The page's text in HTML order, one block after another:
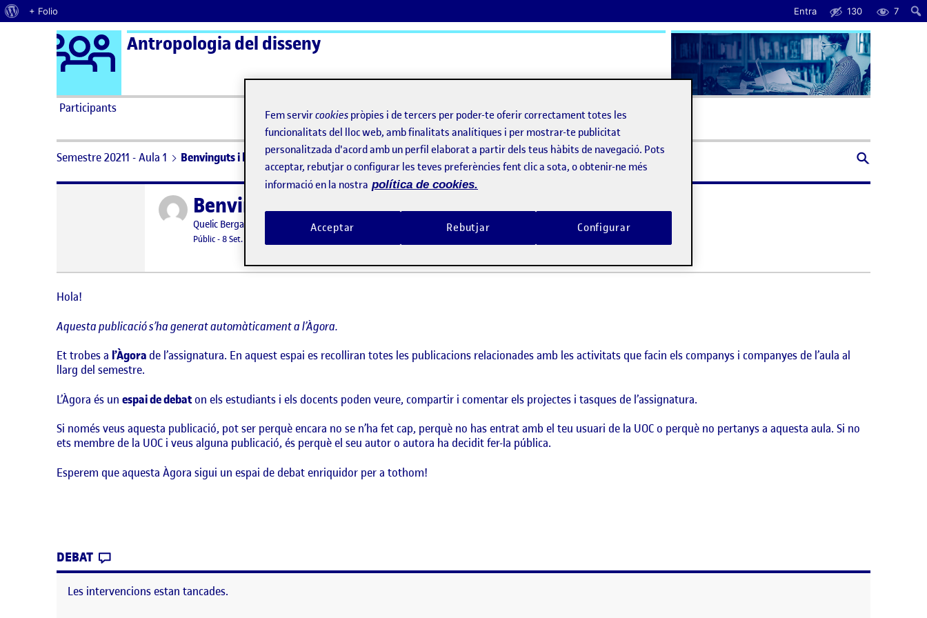
Quant al WordPress
+ Folio Entra 130 7
Saltar al contingut Logo Ágora
Antropologia del disseny
Participants ActiFolios Ajuda
Semestre 20211 - Aula 1 Benvinguts i benvingudes!
Publicat perBenvinguts i benvingudes!
Publicat per
Quelic Berga Carreras
Visibilitat:
Públic-Data de publicació
8 Set. 2021
Hola!
Aquesta publicació s’ha generat automàticament a l’Àgora.
Et trobes a l’Àgora de l’assignatura. En aquest espai es recolliran totes les publicacions relacionades amb les activitats que facin els companys i companyes de l’aula al
llarg del semestre.
L’Àgora és un espai de debaton els estudiants i els docents poden veure, compartir i comentar els projectes i tasques de l’assignatura.
Si només veus aquesta publicació, pot ser perquè encara no se n’ha fet cap, perquè no has entrat amb el teu usuari de la UOC o perquè no pertanys a aquesta aula. Si no
ets membre de la UOC i veus alguna publicació, és perquè el seu autor o autora ha decidit fer-la pública.
Esperem que aquesta Àgora sigui un espai de debat enriquidor per a tothom!
DEBAT
Les intervencions estan tancades.
Fem servircookies pròpies i de tercers per poder-te oferir correctament totes les
funcionalitats del lloc web, amb finalitats analítiques i per mostrar-te publicitat
personalitzada d'acord amb un perfil elaborat a partir dels teus hàbits de navegació. Pots
acceptar, rebutjar o configurar les teves preferències fent clic a sota, o obtenir-ne més
informació en la nostra política de cookies.
Rebutjar
Acceptar Configurar